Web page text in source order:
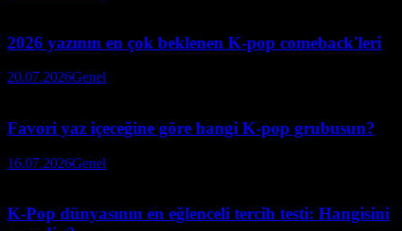
2026 yazının en çok beklenen K-pop comeback'leri
20.07.2026Genel
Favori yaz içeceğine göre hangi K-pop grubusun?
16.07.2026Genel
K-Pop dünyasının en eğlenceli tercih testi: Hangisini